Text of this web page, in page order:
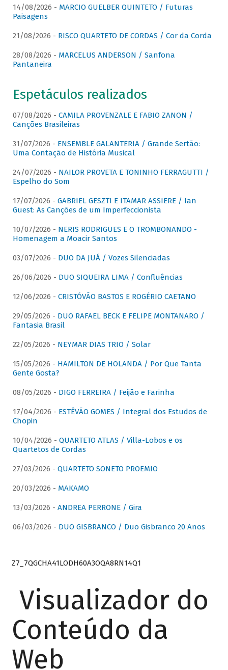
14/08/2026 - MARCIO GUELBER QUINTETO / Futuras
Paisagens
21/08/2026 - RISCO QUARTETO DE CORDAS / Cor da Corda
28/08/2026 - MARCELUS ANDERSON / Sanfona
Pantaneira
Espetáculos realizados
07/08/2026 - CAMILA PROVENZALE E FABIO ZANON /
Canções Brasileiras
31/07/2026 - ENSEMBLE GALANTERIA / Grande Sertão:
Uma Contação de História Musical
24/07/2026 - NAILOR PROVETA E TONINHO FERRAGUTTI /
Espelho do Som
17/07/2026 - GABRIEL GESZTI E ITAMAR ASSIERE / Ian
Guest: As Canções de um Imperfeccionista
10/07/2026 - NERIS RODRIGUES E O TROMBONANDO -
Homenagem a Moacir Santos
03/07/2026 - DUO DA JUÁ / Vozes Silenciadas
26/06/2026 - DUO SIQUEIRA LIMA / Confluências
12/06/2026 - CRISTÓVÃO BASTOS E ROGÉRIO CAETANO
29/05/2026 - DUO RAFAEL BECK E FELIPE MONTANARO /
Fantasia Brasil
22/05/2026 - NEYMAR DIAS TRIO / Solar
15/05/2026 - HAMILTON DE HOLANDA / Por Que Tanta
Gente Gosta?
08/05/2026 - DIGO FERREIRA / Feijão e Farinha
17/04/2026 - ESTÊVÃO GOMES / Integral dos Estudos de
Chopin
10/04/2026 - QUARTETO ATLAS / Villa-Lobos e os
Quartetos de Cordas
27/03/2026 - QUARTETO SONETO PROEMIO
20/03/2026 - MAKAMO
13/03/2026 - ANDREA PERRONE / Gira
06/03/2026 - DUO GISBRANCO / Duo Gisbranco 20 Anos
Z7_7QGCHA41LODH60A3OQA8RN14Q1
Visualizador do
Conteúdo da
Web